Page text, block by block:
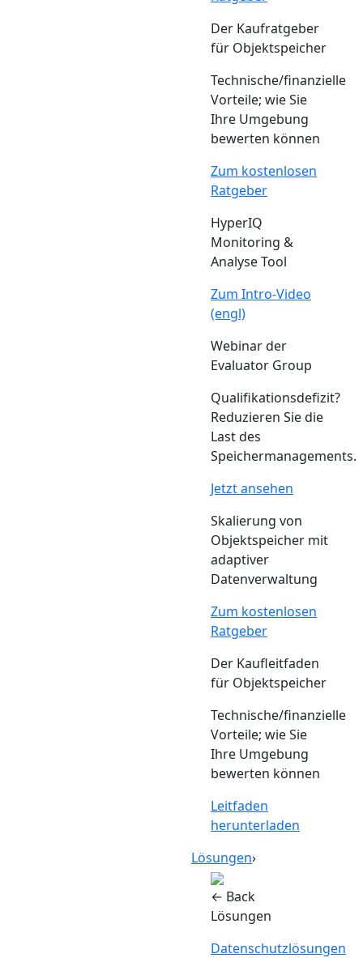
Der Kaufratgeber
für Objektspeicher
Technische/finanzielle
Vorteile; wie Sie
Ihre Umgebung
bewerten können
Zum kostenlosen
Ratgeber
HyperIQ
Monitoring &
Analyse Tool
Zum Intro-Video
(engl)
Webinar der
Evaluator Group
Qualifikationsdefizit?
Reduzieren Sie die
Last des
Speichermanagements.
Jetzt ansehen
Skalierung von
Objektspeicher mit
adaptiver
Datenverwaltung
Zum kostenlosen
Ratgeber
Der Kaufleitfaden
für Objektspeicher
Technische/finanzielle
Vorteile; wie Sie
Ihre Umgebung
bewerten können
Leitfaden
herunterladen
Lösungen›
← Back
Lösungen
Datenschutzlösungen